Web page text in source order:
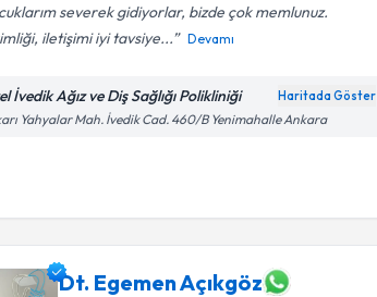
severek gidiyorlar, bizde çok memlunuz.
iletişimi iyi tavsiye...
Devamı
İvedik Ağız ve Diş Sağlığı Polikliniği Haritada Göster
Yahyalar Mah. İvedik Cad. 460/B Yenimahalle Ankara
Dt. Egemen Açıkgöz